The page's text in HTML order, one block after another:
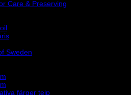
Care & Preserving
Sweden
färger tejp